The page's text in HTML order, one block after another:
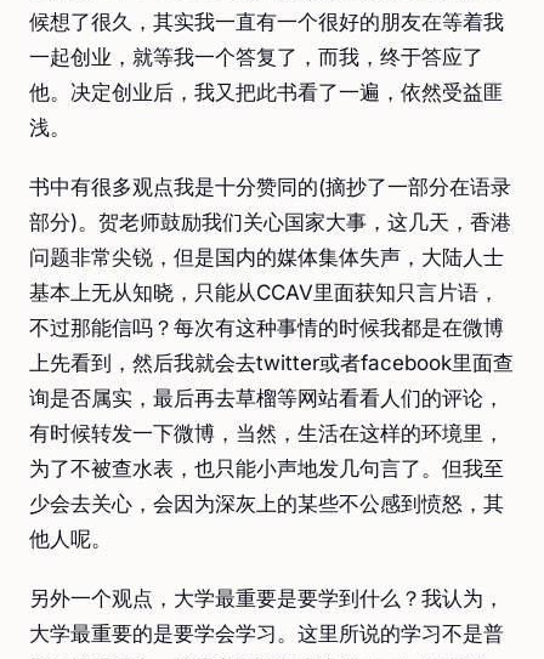
候想了很久，其实我一直有一个很好的朋友在等着我
一起创业，就等我一个答复了，而我，终于答应了
他。决定创业后，我又把此书看了一遍，依然受益匪
浅。
书中有很多观点我是十分赞同的(摘抄了一部分在语录
部分)。贺老师鼓励我们关心国家大事，这几天，香港
问题非常尖锐，但是国内的媒体集体失声，大陆人士
基本上无从知晓，只能从CCAV里面获知只言片语，
不过那能信吗？每次有这种事情的时候我都是在微博
上先看到，然后我就会去twitter或者facebook里面查
询是否属实，最后再去草榴等网站看看人们的评论，
有时候转发一下微博，当然，生活在这样的环境里，
为了不被查水表，也只能小声地发几句言了。但我至
少会去关心，会因为深灰上的某些不公感到愤怒，其
他人呢。
另外一个观点，大学最重要是要学到什么？我认为，
大学最重要的是要学会学习。这里所说的学习不是普